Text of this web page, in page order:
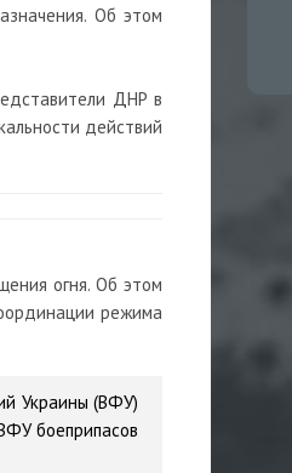
Об этом
ДНР в
действий
огня. Об этом
режима
Украины (ВФУ)
боеприпасов